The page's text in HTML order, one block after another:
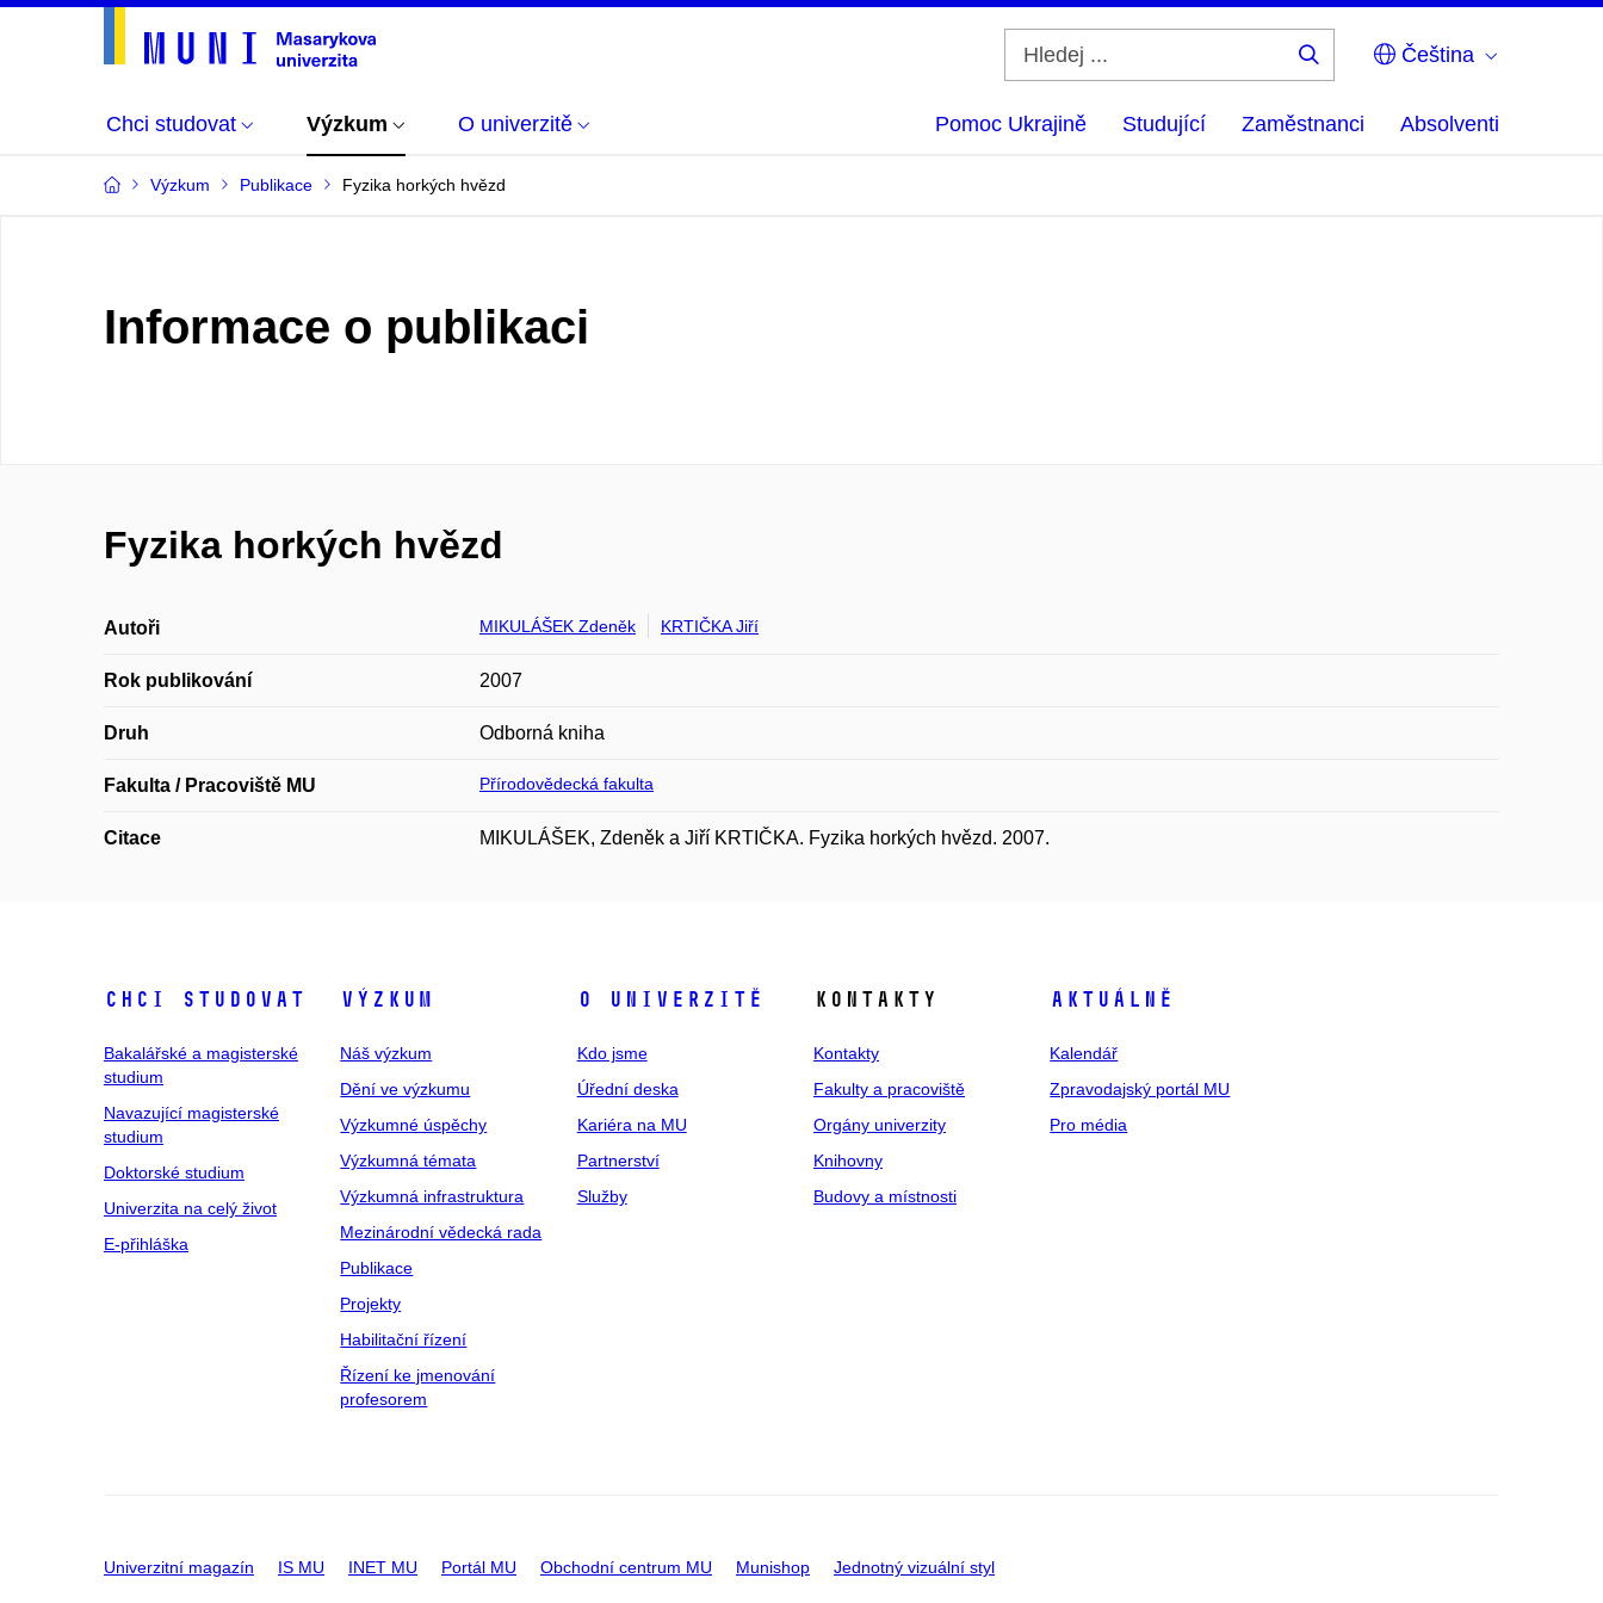
Čeština
Chci studovat Výzkum O univerzitě Pomoc Ukrajině Studující Zaměstnanci Absolventi
Výzkum Publikace Fyzika horkých hvězd
Informace o publikaci
Fyzika horkých hvězd
Autoři MIKULÁŠEK Zdeněk KRTIČKA Jiří
Rok publikování 2007
Druh Odborná kniha
Fakulta / Pracoviště MU Přírodovědecká fakulta
Citace MIKULÁŠEK, Zdeněk a Jiří KRTIČKA. Fyzika horkých hvězd. 2007.
Chci studovat
Bakalářské a magisterské
studium
Navazující magisterské
studium
Doktorské studium
Univerzita na celý život
E-přihláška
Výzkum
Náš výzkum
Dění ve výzkumu
Výzkumné úspěchy
Výzkumná témata
Výzkumná infrastruktura
Mezinárodní vědecká rada
Publikace
Projekty
Habilitační řízení
Řízení ke jmenování
profesorem
O univerzitě
Kdo jsme
Úřední deska
Kariéra na MU
Partnerství
Služby
Kontakty
Kontakty
Fakulty a pracoviště
Orgány univerzity
Knihovny
Budovy a místnosti
Aktuálně
Kalendář
Zpravodajský portál MU
Pro média
Univerzitní magazín IS MU INET MU Portál MU Obchodní centrum MU Munishop Jednotný vizuální styl